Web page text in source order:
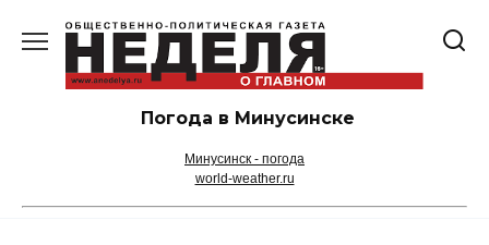
содержанию
Погода в Минусинске
Минусинск - погода
world-weather.ru